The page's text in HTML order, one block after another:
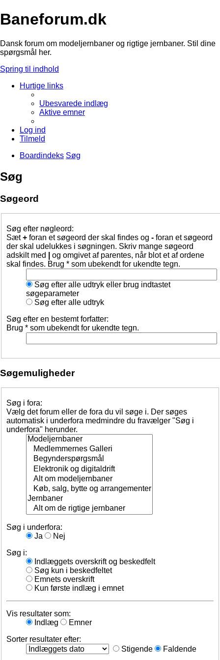
Baneforum.dk
Dansk forum om modeljernbaner og rigtige jernbaner. Stil dine
spørgsmål her.
Spring til indhold
Hurtige links
Ubesvarede indlæg
Aktive emner
Log ind
Tilmeld
Boardindeks Søg
Søg
Søgeord
Søg efter nøgleord:
Sæt+ foran et søgeord der skal findes og - foran et søgeord
der skal udelukkes i søgningen. Skriv mange søgeord
adskilt med
og omgivet af parentes, når blot et af ordene
skal findes. Brug * som ubekendt for ukendte tegn.
Søg efter alle udtryk eller brug indtastet
søgeparameter
Søg efter alle udtryk
Søg efter en bestemt forfatter:
Brug * som ubekendt for ukendte tegn.
Søgemuligheder
Søg i fora:
Vælg det forum eller de fora du vil søge i. Der søges
automatisk i underfora medmindre du fravælger "Søg i
underfora" herunder.
Søg i underfora:
Ja
Nej
Søg i:
Indlæggets overskrift og beskedfelt
Søg kun i beskedfeltet
Emnets overskrift
Kun første indlæg i emnet
Vis resultater som:
Indlæg
Emner
Sorter resultater efter:
Stigende
Faldende